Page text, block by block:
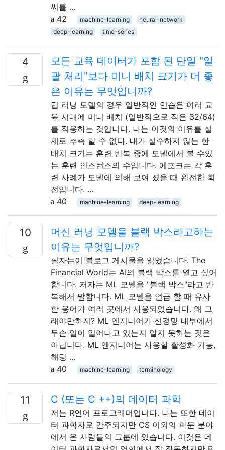
씨를 …
42
machine-learning
neural-network
deep-learning
time-series
4
모든 교육 데이터가 포함 된 단일 "일
괄 처리"보다 미니 배치 크기가 더 좋
은 이유는 무엇입니까?
딥 러닝 모델의 경우 일반적인 연습은 여러 교
육 시대에 미니 배치 (일반적으로 작은 32/64)
를 적용하는 것입니다. 나는 이것의 이유를 실
제로 추측 할 수 없다. 내가 실수하지 않는 한
배치 크기는 훈련 반복 중에 모델에서 볼 수있
는 훈련 인스턴스의 수입니다. 에포크는 각 훈
련 사례가 모델에 의해 보여 졌을 때 완전한 회
전입니다. …
40
machine-learning deep-learning
10
머신 러닝 모델을 블랙 박스라고하는
이유는 무엇입니까?
필자는이 블로그 게시물을 읽었습니다. The
Financial World는 AI의 블랙 박스를 열고 싶어
합니다. 저자는 ML 모델을 "블랙 박스"라고 반
복해서 말합니다. ML 모델을 언급 할 때 유사
한 용어가 여러 곳에서 사용되었습니다. 왜 그
래야만하지? ML 엔지니어가 신경망 내부에서
무슨 일이 일어나고 있는지 알지 못하는 것은
아닙니다. ML 엔지니어는 사용할 활성화 기능,
해당 …
40
machine-learning terminology
11 C (또는 C ++)의 데이터 과학
저는 R언어 프로그래머입니다. 나는 또한 데이
터 과학자로 간주되지만 CS 이외의 학문 분야
에서 온 사람들의 그룹에 있습니다. 이것은 데